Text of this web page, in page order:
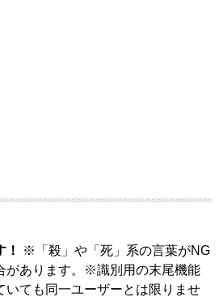
※「殺」や「死」系の言葉がNG
があります。※識別用の末尾機能
いても同一ユーザーとは限りませ